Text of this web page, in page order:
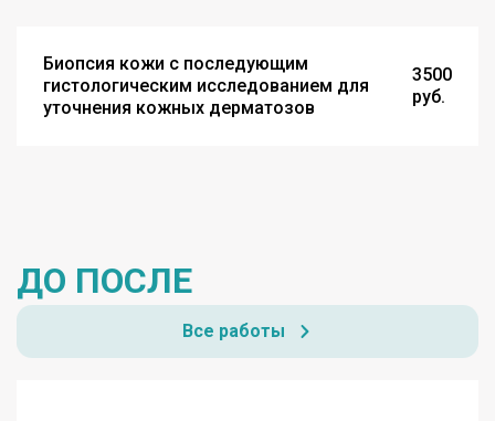
Биопсия кожи с последующим
гистологическим исследованием для
уточнения кожных дерматозов
3500
руб.
ДО ПОСЛЕ
Все работы